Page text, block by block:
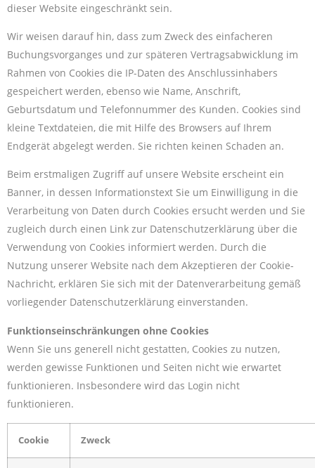
dieser Website eingeschränkt sein.
Wir weisen darauf hin, dass zum Zweck des einfacheren
Buchungsvorganges und zur späteren Vertragsabwicklung im
Rahmen von Cookies die IP-Daten des Anschlussinhabers
gespeichert werden, ebenso wie Name, Anschrift,
Geburtsdatum und Telefonnummer des Kunden. Cookies sind
kleine Textdateien, die mit Hilfe des Browsers auf Ihrem
Endgerät abgelegt werden. Sie richten keinen Schaden an.
Beim erstmaligen Zugriff auf unsere Website erscheint ein
Banner, in dessen Informationstext Sie um Einwilligung in die
Verarbeitung von Daten durch Cookies ersucht werden und Sie
zugleich durch einen Link zur Datenschutzerklärung über die
Verwendung von Cookies informiert werden. Durch die
Nutzung unserer Website nach dem Akzeptieren der Cookie-
Nachricht, erklären Sie sich mit der Datenverarbeitung gemäß
vorliegender Datenschutzerklärung einverstanden.
Funktionseinschränkungen ohne Cookies
Wenn Sie uns generell nicht gestatten, Cookies zu nutzen,
werden gewisse Funktionen und Seiten nicht wie erwartet
funktionieren. Insbesondere wird das Login nicht
funktionieren.
Cookie Zweck